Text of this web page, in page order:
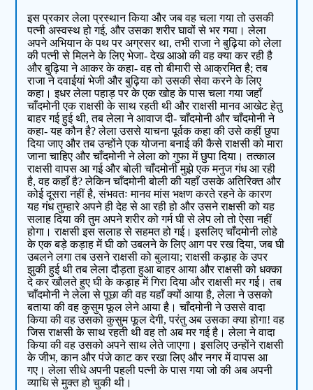
इस प्रकार लेला प्रस्थान किया और जब वह चला गया तो उसकी
पत्नी अस्वस्थ हो गई, और उसका शरीर घावों से भर गया। लेला
अपने अभियान के पथ पर अग्रसर था, तभी राजा ने बुढ़िया को लेला
की पत्नी से मिलने के लिए भेजा- देख आओ की वह क्या कर रही है
और बुढ़िया ने आकर के कहा- वह तो बीमारी से आक्रमित है; तब
राजा ने दवाईयां भेजी और बुढ़िया को उसकी सेवा करने के लिए
कहा। इधर लेला पहाड़ पर के एक खोह के पास चला गया जहाँ
चाँदमोनी एक राक्षसी के साथ रहती थी और राक्षसी मानव आखेट हेतु
बाहर गई हुई थी, तब लेला ने आवाज दी- चाँदमोनी और चाँदमोनी ने
कहा- यह कौन है? लेला उससे याचना पूर्वक कहा की उसे कहीं छुपा
दिया जाए और तब उन्होंने एक योजना बनाई की कैसे राक्षसी को मारा
जाना चाहिए और चाँदमोनी ने लेला को गुफा में छुपा दिया। तत्काल
राक्षसी वापस आ गई और बोली चाँदमोनी मुझे एक मनुज गंध आ रही
है, वह कहाँ है? लेकिन चाँदमोनी बोली की यहाँ उसके अतिरिक्त और
कोई दूसरा नहीं है, संभवतः मानव मांस भक्षण करते रहने के कारण
यह गंध तुम्हारे अपने ही देह से आ रही हो और उसने राक्षसी को यह
सलाह दिया की तुम अपने शरीर को गर्म घी से लेप लो तो ऐसा नहीं
होगा। राक्षसी इस सलाह से सहमत हो गई। इसलिए चाँदमोनी लोहे
के एक बड़े कड़ाह में घी को उबलने के लिए आग पर रख दिया, जब घी
उबलने लगा तब उसने राक्षसी को बुलाया; राक्षसी कड़ाह के उपर
झुकी हुई थी तब लेला दौड़ता हुआ बाहर आया और राक्षसी को धक्का
दे कर खौलते हुए घी के कड़ाह में गिरा दिया और राक्षसी मर गई। तब
चाँदमोनी ने लेला से पूछा की वह यहाँ क्यों आया है, लेला ने उसको
बताया की वह कुसुम फूल लेने आया है। चाँदमोनी ने उससे वादा
किया की वह उसको कुसुम फूल देगी, परंतु अब उसका क्या होगा! वह
जिस राक्षसी के साथ रहती थी वह तो अब मर गई है। लेला ने वादा
किया की वह उसको अपने साथ लेते जाएगा। इसलिए उन्होंने राक्षसी
के जीभ, कान और पंजे काट कर रखा लिए और नगर में वापस आ
गए। लेला सीधे अपनी पहली पत्नी के पास गया जो की अब अपनी
व्याधि से मुक्त हो चुकी थी।